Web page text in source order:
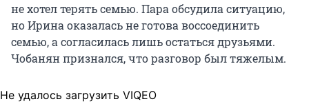
не хотел терять семью. Пара обсудила ситуацию,
но Ирина оказалась не готова воссоединить
семью, а согласилась лишь остаться друзьями.
Чобанян признался, что разговор был тяжелым.
Не удалось загрузить VIQEO